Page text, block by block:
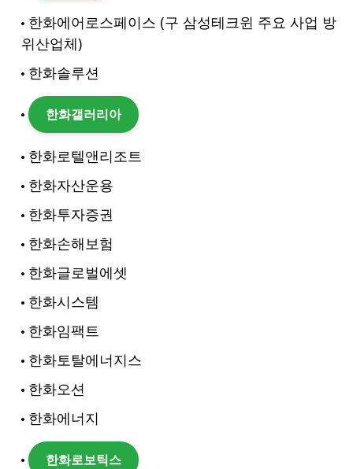
한화에어로스페이스 (구 삼성테크윈 주요 사업 방
위산업체)
한화솔루션
한화갤러리아
한화로텔앤리조트
한화자산운용
한화투자증권
한화손해보험
한화글로벌에셋
한화시스템
한화임팩트
한화토탈에너지스
한화오션
한화에너지
한화로보틱스